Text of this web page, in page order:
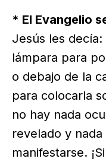
* El Evangelio
Jesús les
lámpara para
o debajo de la
para colocarla
no hay nada
revelado y
manifestarse.